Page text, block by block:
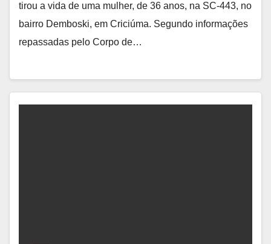
tirou a vida de uma mulher, de 36 anos, na SC-443, no
bairro Demboski, em Criciúma. Segundo informações
repassadas pelo Corpo de…